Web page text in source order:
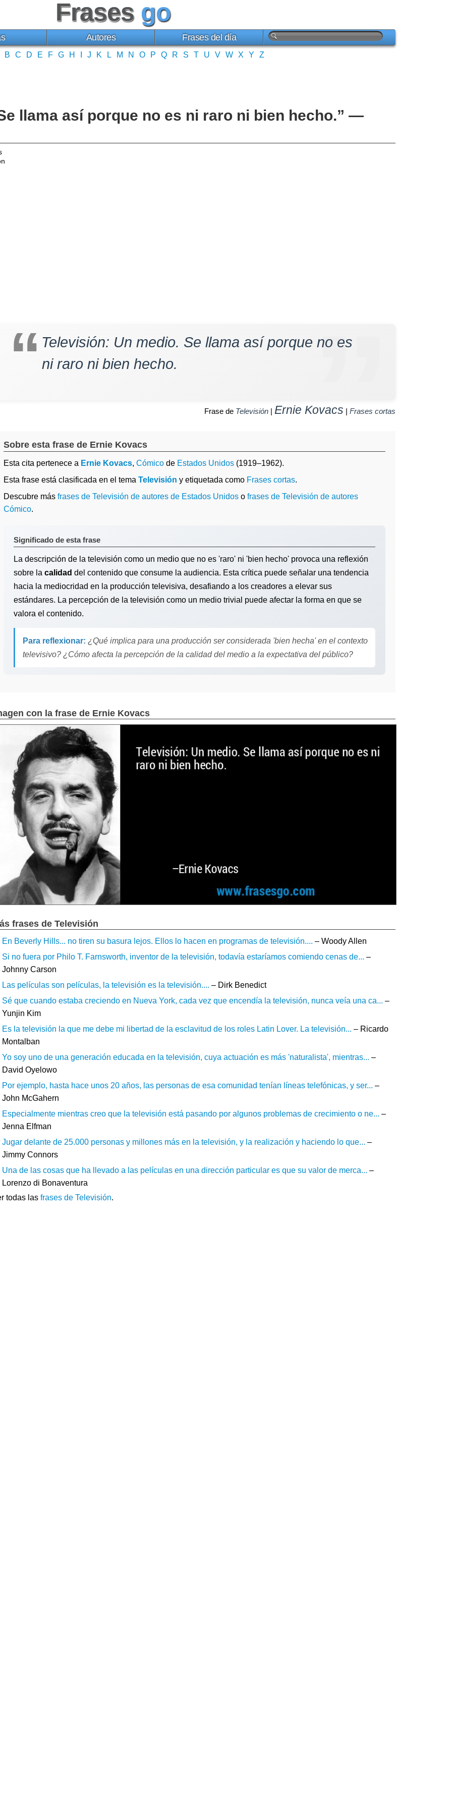
Frases go
Autores Frases del día
B C D E F G H J K L M N O P Q R S T U V W X Y Z
llama así porque no es ni raro ni bien hecho.” —
Televisión: Un medio. Se llama así porque no es
ni raro ni bien hecho.
Frase de Televisión | Ernie Kovacs | Frases cortas
Sobre esta frase de Ernie Kovacs
Esta cita pertenece a Ernie Kovacs, Cómico de Estados Unidos (1919–1962).
Esta frase está clasificada en el tema Televisión y etiquetada como Frases cortas.
Descubre más frases de Televisión de autores de Estados Unidos o frases de Televisión de autores
Cómico.
Significado de esta frase
La descripción de la televisión como un medio que no es 'raro' ni 'bien hecho' provoca una reflexión
sobre la calidad del contenido que consume la audiencia. Esta crítica puede señalar una tendencia
hacia la mediocridad en la producción televisiva, desafiando a los creadores a elevar sus
estándares. La percepción de la televisión como un medio trivial puede afectar la forma en que se
valora el contenido.
Para reflexionar: ¿Qué implica para una producción ser considerada 'bien hecha' en el contexto
televisivo? ¿Cómo afecta la percepción de la calidad del medio a la expectativa del público?
con la frase de Ernie Kovacs
frases de Televisión
En Beverly Hills... no tiren su basura lejos. Ellos lo hacen en programas de televisión.... – Woody Allen
Si no fuera por Philo T. Farnsworth, inventor de la televisión, todavía estaríamos comiendo cenas de... –
Johnny Carson
Las películas son películas, la televisión es la televisión.... – Dirk Benedict
Sé que cuando estaba creciendo en Nueva York, cada vez que encendía la televisión, nunca veía una ca... –
Yunjin Kim
Es la televisión la que me debe mi libertad de la esclavitud de los roles Latin Lover. La televisión... – Ricardo
Montalban
Yo soy uno de una generación educada en la televisión, cuya actuación es más 'naturalista', mientras... –
David Oyelowo
Por ejemplo, hasta hace unos 20 años, las personas de esa comunidad tenían líneas telefónicas, y ser... –
John McGahern
Especialmente mientras creo que la televisión está pasando por algunos problemas de crecimiento o ne... –
Jenna Elfman
Jugar delante de 25.000 personas y millones más en la televisión, y la realización y haciendo lo que... –
Jimmy Connors
Una de las cosas que ha llevado a las películas en una dirección particular es que su valor de merca... –
Lorenzo di Bonaventura
todas las frases de Televisión.